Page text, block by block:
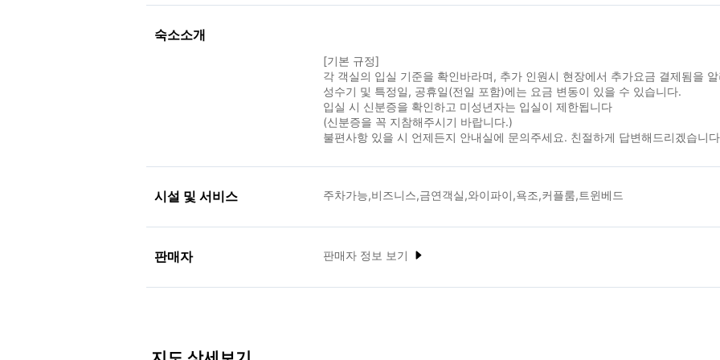
숙소소개
[기본 규정]
각 객실의 입실 기준을 확인바라며, 추가 인원시 현장에서 추가요금 결제됨을
성수기 및 특정일, 공휴일(전일 포함)에는 요금 변동이 있을 수 있습니다.
입실 시 신분증을 확인하고 미성년자는 입실이 제한됩니다
(신분증을 꼭 지참해주시기 바랍니다.)
불편사항 있을 시 언제든지 안내실에 문의주세요. 친절하게 답변해드리겠습니
시설 및 서비스 주차가능,비즈니스,금연객실,와이파이,욕조,커플룸,트윈베드
판매자 판매자 정보 보기